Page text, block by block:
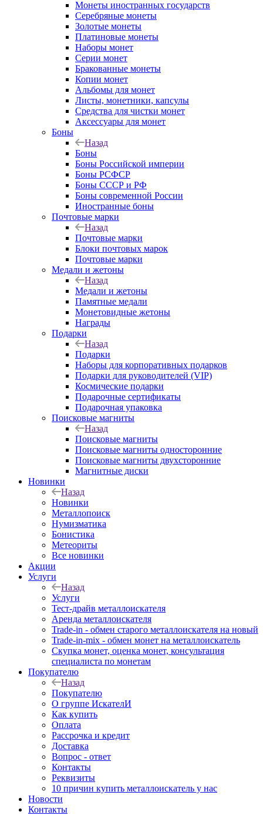
Монеты иностранных государств
Серебряные монеты
Золотые монеты
Платиновые монеты
Наборы монет
Серии монет
Бракованные монеты
Копии монет
Альбомы для монет
Листы, монетники, капсулы
Средства для чистки монет
Аксессуары для монет
Боны
Назад
Боны
Боны Российской империи
Боны РСФСР
Боны СССР и РФ
Боны современной России
Иностранные боны
Почтовые марки
Назад
Почтовые марки
Блоки почтовых марок
Почтовые марки
Медали и жетоны
Назад
Медали и жетоны
Памятные медали
Монетовидные жетоны
Награды
Подарки
Назад
Подарки
Наборы для корпоративных подарков
Подарки для руководителей (VIP)
Космические подарки
Подарочные сертификаты
Подарочная упаковка
Поисковые магниты
Назад
Поисковые магниты
Поисковые магниты односторонние
Поисковые магниты двухсторонние
Магнитные диски
Новинки
Назад
Новинки
Металлопоиск
Нумизматика
Бонистика
Метеориты
Все новинки
Акции
Услуги
Назад
Услуги
Тест-драйв металлоискателя
Аренда металлоискателя
Trade-in - обмен старого металлоискателя на новый
Trade-in-mix - обмен монет на металлоискатель
Скупка монет, оценка монет, консультация
специалиста по монетам
Покупателю
Назад
Покупателю
О группе ИскателИ
Как купить
Оплата
Рассрочка и кредит
Доставка
Вопрос - ответ
Контакты
Реквизиты
10 причин купить металлоискатель у нас
Новости
Контакты